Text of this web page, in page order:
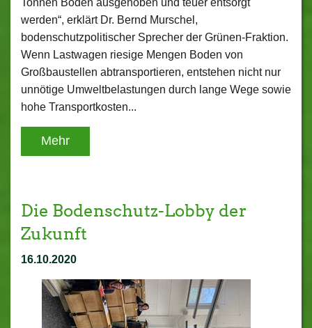
Tonnen Boden ausgehoben und teuer entsorgt
werden“, erklärt Dr. Bernd Murschel,
bodenschutzpolitischer Sprecher der Grünen-Fraktion.
Wenn Lastwagen riesige Mengen Boden von
Großbaustellen abtransportieren, entstehen nicht nur
unnötige Umweltbelastungen durch lange Wege sowie
hohe Transportkosten...
Mehr
Die Bodenschutz-Lobby der
Zukunft
16.10.2020